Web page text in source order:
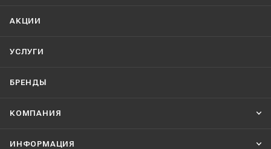
АКЦИИ
УСЛУГИ
БРЕНДЫ
КОМПАНИЯ
ИНФОРМАЦИЯ